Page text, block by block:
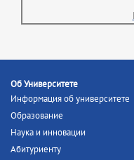
Об Университете
Информация об университете
Образование
Наука и инновации
Абитуриенту